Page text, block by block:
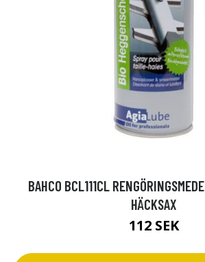
BAHCO BCL111CL
HÄCKSAX
112 SEK